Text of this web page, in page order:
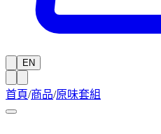
EN
首頁/商品/原味套組